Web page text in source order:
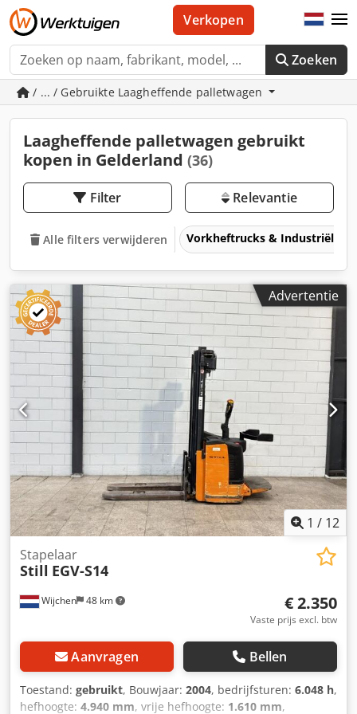
Zoeken
Verkopen
/ ... / Gebruikte Laagheffende palletwagen
Laagheffende palletwagen gebruikt
kopen in Gelderland (36)
Filter Relevantie
Alle filters verwijderen Vorkheftrucks & Industriële
Advertentie
1 / 12
Wijchen 48 km
Stapelaar
Still EGV-S14
€ 2.350
Vaste prijs excl. btw
Aanvragen Bellen
Toestand: gebruikt, Bouwjaar: 2004, bedrijfsturen: 6.048 h,
hefhoogte: 4.940 mm, vrije hefhoogte: 1.610 mm,